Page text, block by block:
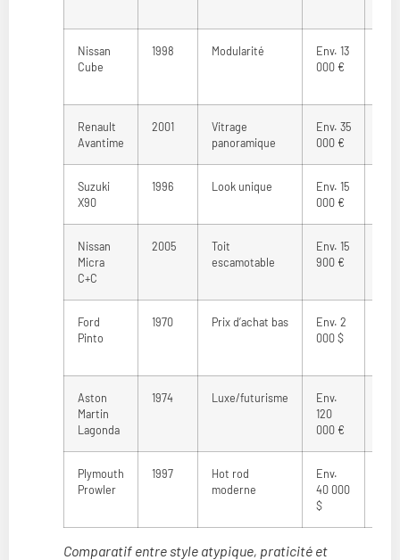
Nissan
Cube
1998 Modularité
Env. 13
000 €
Renault
Avantime
2001
Vitrage
panoramique
Env. 35
000 €
Suzuki
X90
1996 Look unique
Env. 15
000 €
Nissan
Micra
C+C
2005
Toit
escamotable
Env. 15
900 €
Ford
Pinto
1970 Prix d’achat bas
Env. 2
000 $
Aston
Martin
Lagonda
1974 Luxe/futurisme
Env.
120
000 €
Plymouth
Prowler
1997
Hot rod
moderne
Env.
40 000
$
Comparatif entre style atypique, praticité et